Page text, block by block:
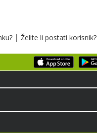
| Želite li postati korisnik?